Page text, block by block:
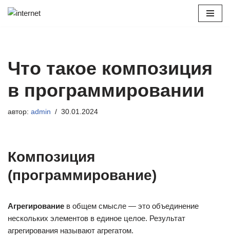
Что такое композиция
в программировании
автор: admin 30.01.2024
Композиция
(программирование)
Агрегирование в общем смысле — это объединение
нескольких элементов в единое целое. Результат
агрегирования называют агрегатом.